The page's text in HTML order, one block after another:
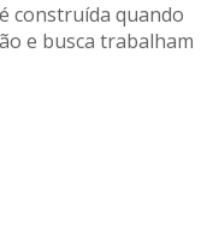
construída quando
e busca trabalham